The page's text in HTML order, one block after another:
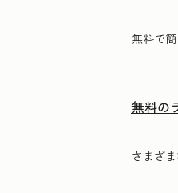
無料で
無料の
さまざ